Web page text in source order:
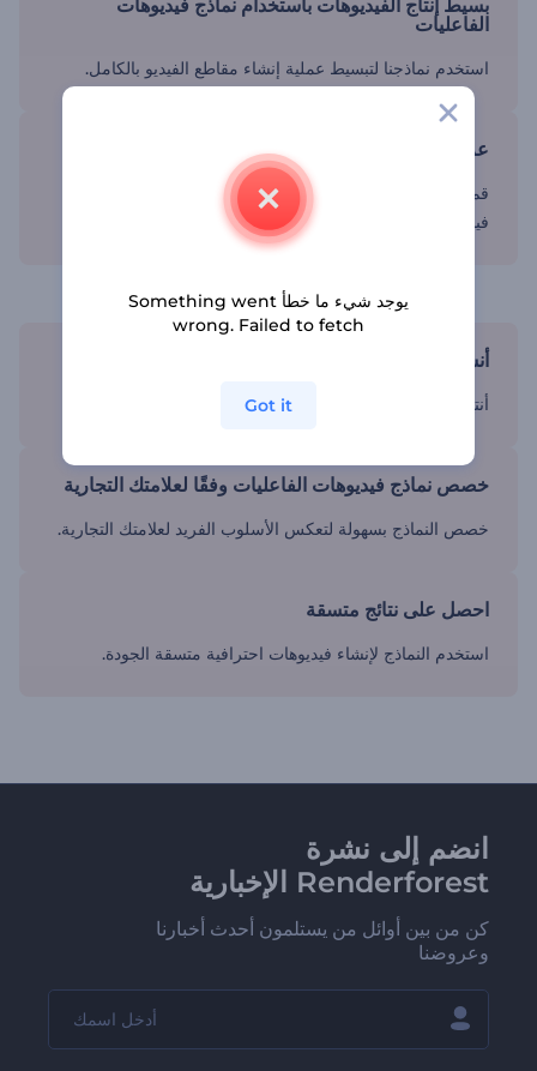
بسيط إنتاج الفيديوهات باستخدام نماذج فيديوهات
الفاعليات
استخدم نماذجنا لتبسيط عملية إنشاء مقاطع الفيديو بالكامل.
عزز محتواك
قم بتضمين عناصر بصرية ومقاطع متحركة عالية الجودة لجعل
فيديوهاتك مميزة.
أنشئ محتوى فيديو فاعلية في دقائق
أنتج فيديوهات بجودة احترافية دون البدء من الصفر.
خصص نماذج فيديوهات الفاعليات وفقًا لعلامتك التجارية
خصص النماذج بسهولة لتعكس الأسلوب الفريد لعلامتك التجارية.
احصل على نتائج متسقة
استخدم النماذج لإنشاء فيديوهات احترافية متسقة الجودة.
انضم إلى نشرة
Renderforest الإخبارية
كن من بين أوائل من يستلمون أحدث أخبارنا
وعروضنا
يوجد شيء ما خطأ Something went
wrong. Failed to fetch
Got it